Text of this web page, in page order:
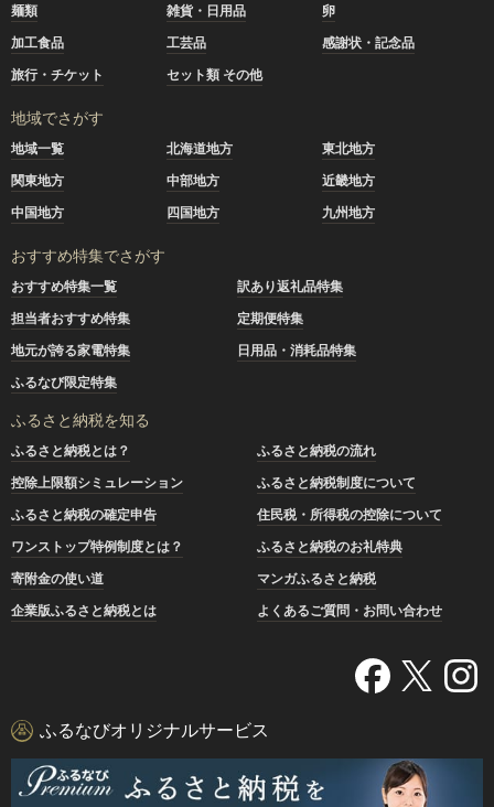
麺類
雑貨・日用品
卵
加工食品
工芸品
感謝状・記念品
旅行・チケット
セット類 その他
地域でさがす
地域一覧 北海道地方
東北地方
関東地方
中部地方
近畿地方
中国地方
四国地方 九州地方
おすすめ特集でさがす
おすすめ特集一覧
訳あり返礼品特集
担当者おすすめ特集
定期便特集
地元が誇る家電特集
日用品・消耗品特集
ふるなび限定特集
ふるさと納税を知る
ふるさと納税とは？
ふるさと納税の流れ
控除上限額シミュレーション
ふるさと納税制度について
ふるさと納税の確定申告
住民税・所得税の控除について
ワンストップ特例制度とは？
ふるさと納税のお礼特典
寄附金の使い道
マンガふるさと納税
企業版ふるさと納税とは
よくあるご質問・お問い合わせ
ふるなびオリジナルサービス